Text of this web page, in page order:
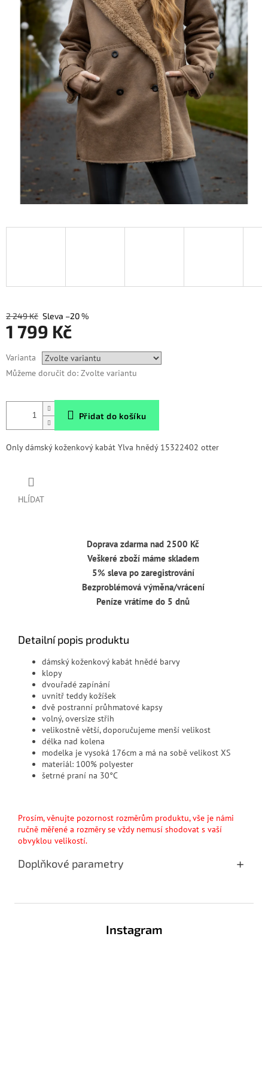
2 249 Kč –20 %
1 799 Kč
cena:
Varianta
Můžeme doručit do: Zvolte variantu
Přidat do košíku
Only dámský koženkový kabát Ylva hnědý 15322402 otter
HLÍDAT
Doprava zdarma nad 2500 Kč
Veškeré zboží máme skladem
5% sleva po zaregistrování
Bezproblémová výměna/vrácení
Peníze vrátíme do 5 dnů
Detailní popis produktu
dámský koženkový kabát hnědé barvy
klopy
dvouřadé zapínání
uvnitř teddy kožíšek
dvě postranní průhmatové kapsy
volný, oversize střih
velikostně větší, doporučujeme menší velikost
délka nad kolena
modelka je vysoká 176cm a má na sobě velikost XS
materiál: 100% polyester
šetrné praní na 30°C
Prosím, věnujte pozornost rozměrům produktu, vše je námi
ručně měřené a rozměry se vždy nemusí shodovat s vaší
obvyklou velikostí.
Doplňkové parametry
Instagram